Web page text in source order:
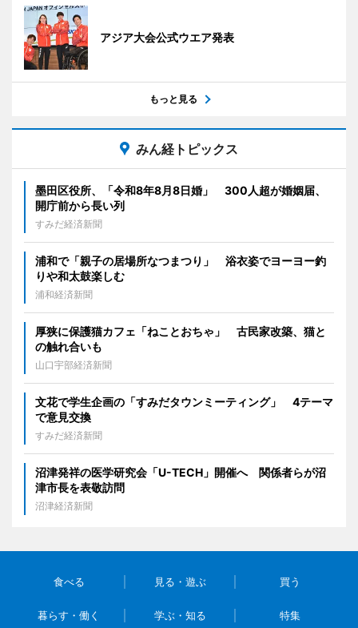
アジア大会公式ウエア発表
もっと見る
みん経トピックス
墨田区役所、「令和8年8月8日婚」 300人超が婚姻届、
開庁前から長い列
すみだ経済新聞
浦和で「親子の居場所なつまつり」 浴衣姿でヨーヨー釣
りや和太鼓楽しむ
浦和経済新聞
厚狭に保護猫カフェ「ねことおちゃ」 古民家改築、猫と
の触れ合いも
山口宇部経済新聞
文花で学生企画の「すみだタウンミーティング」 4テーマ
で意見交換
すみだ経済新聞
沼津発祥の医学研究会「U-TECH」開催へ 関係者らが沼
津市長を表敬訪問
沼津経済新聞
食べる 見る・遊ぶ 買う
暮らす・働く 学ぶ・知る 特集